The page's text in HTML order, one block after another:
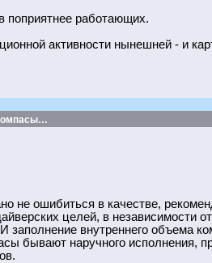
поприятнее работающих.
активности нынешней - и
не ошибиться в качестве,
целей, в независимости
заполнение внутреннего объема
бывают наручного исполнения,